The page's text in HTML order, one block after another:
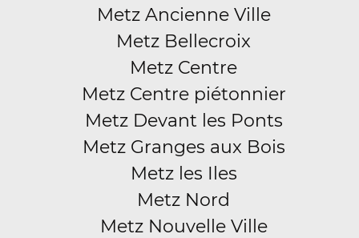
Metz Ancienne Ville
Metz Bellecroix
Metz Centre
Metz Centre piétonnier
Metz Devant les Ponts
Metz Granges aux Bois
Metz les Iles
Metz Nord
Metz Nouvelle Ville